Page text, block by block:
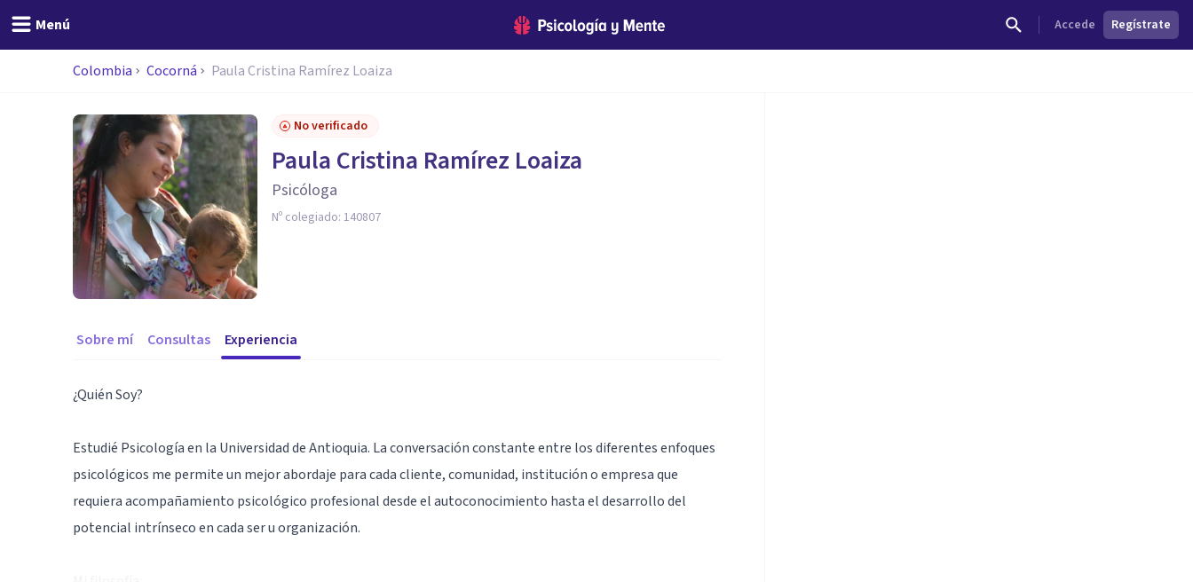
Menú Accede Regístrate
Colombia Cocorná Paula Cristina Ramírez Loaiza
No verificado
Paula Cristina Ramírez Loaiza
Psicóloga
Nº colegiado: 140807
Sobre mí Consultas Experiencia
¿Quién Soy?
Estudié Psicología en la Universidad de Antioquia. La conversación constante entre los diferentes enfoques
psicológicos me permite un mejor abordaje para cada cliente, comunidad, institución o empresa que
requiera acompañamiento psicológico profesional desde el autoconocimiento hasta el desarrollo del
potencial intrínseco en cada ser u organización.